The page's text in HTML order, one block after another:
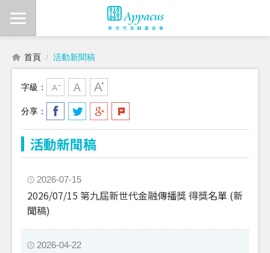
首頁 活動新聞稿
字級：
分享：
活動新聞稿
2026-07-15
2026/07/15 第九屆新世代金融傳播獎 得獎名單 (新
聞稿)
2026-04-22